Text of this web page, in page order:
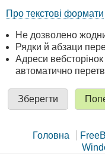
Про текстові формати
Не дозволено
Рядки й абзаци
Адреси
автоматично
Головна